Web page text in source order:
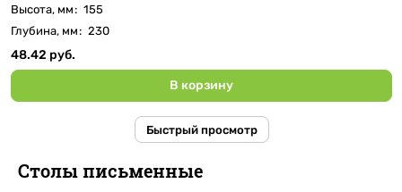
Высота, мм: 155
Глубина, мм: 230
48.42 руб.
В корзину
Быстрый просмотр
Столы письменные